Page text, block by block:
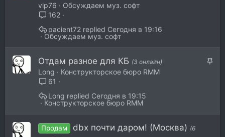
vip76
Обсуждаем муз. софт
162
Обсуждаем муз. софт
Сегодня в 19:16
pacient72
З
п
Отдам разное для КБ (3 онлайн)
Long
Конструкторское бюро RMM
61
Конструкторское бюро RMM
Сегодня в 19:15
Long
Продам dbx почти даром! (Москва) (6